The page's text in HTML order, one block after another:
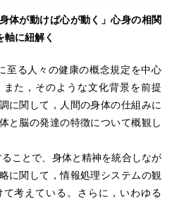
体が動けば心が動く」心身の相関
軸に紐解く
る人々の健康の概念規定を中心
た，そのような文化背景を前提
に関して，人間の身体の仕組みに
と脳の発達の特徴について概観し
ことで、身体と精神を統合しなが
に関して，情報処理システムの観
考えている。さらに，いわゆる